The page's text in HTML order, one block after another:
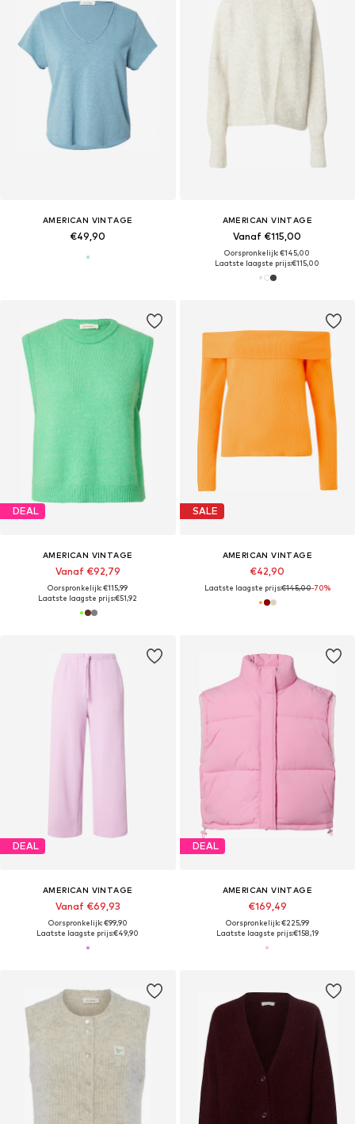
AMERICAN VINTAGE
€49,90
AMERICAN VINTAGE
Vanaf €115,00
Oorspronkelijk: €145,00
Laatste laagste prijs:€115,00
DEAL
AMERICAN VINTAGE
Vanaf €92,79
Oorspronkelijk: €115,99
Laatste laagste prijs:€51,92
SALE
AMERICAN VINTAGE
€42,90
Laatste laagste prijs:€145,00-70%
DEAL
AMERICAN VINTAGE
Vanaf €69,93
Oorspronkelijk: €99,90
Laatste laagste prijs:€49,90
DEAL
AMERICAN VINTAGE
€169,49
Oorspronkelijk: €225,99
Laatste laagste prijs:€158,19